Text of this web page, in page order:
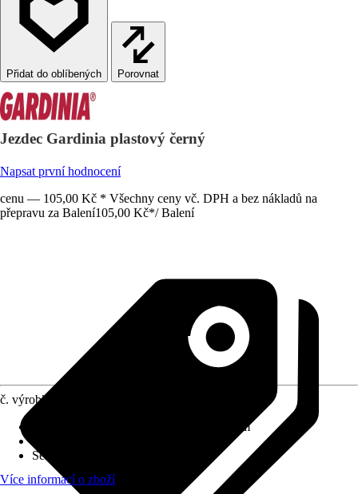
Porovnat
Jezdec Gardinia plastový černý
Napsat první hodnocení
cenu — 105,00 Kč * Všechny ceny vč. DPH a bez nákladů na
přepravu za Balení105,00 Kč*/ Balení
č. výrobku
Záclonový jezdec s háčkem
Série
Více informací o zboží